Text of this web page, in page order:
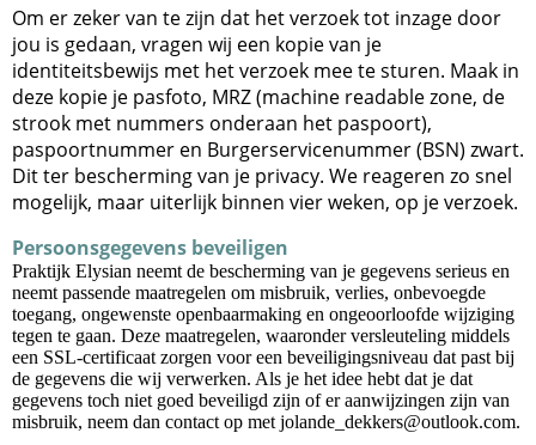
Om er zeker van te zijn dat het verzoek tot inzage door
jou is gedaan, vragen wij een kopie van je
identiteitsbewijs met het verzoek mee te sturen. Maak in
deze kopie je pasfoto, MRZ (machine readable zone, de
strook met nummers onderaan het paspoort),
paspoortnummer en Burgerservicenummer (BSN) zwart.
Dit ter bescherming van je privacy. We reageren zo snel
mogelijk, maar uiterlijk binnen vier weken, op je verzoek.
Persoonsgegevens beveiligen
Praktijk Elysian neemt de bescherming van je gegevens serieus en
neemt passende maatregelen om misbruik, verlies, onbevoegde
toegang, ongewenste openbaarmaking en ongeoorloofde wijziging
tegen te gaan. Deze maatregelen, waaronder versleuteling middels
een SSL-certificaat zorgen voor een beveiligingsniveau dat past bij
de gegevens die wij verwerken. Als je het idee hebt dat je dat
gegevens toch niet goed beveiligd zijn of er aanwijzingen zijn van
misbruik, neem dan contact op met jolande_dekkers@outlook.com.